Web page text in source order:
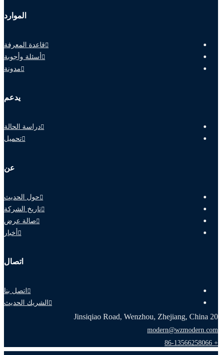
الموارد
قاعدة المعرفة
أسئلة وأجوبة
مدونة
يدعم
دراسة الحالة
تحميل
عن
حول الحديث
تاريخ الشركة
صالة عرض
أخبار
اتصال
اتصل بنا
الشريك الحديث
20 Jinsiqiao Road, Wenzhou, Zhejiang, China
modern@wzmodern.com
+ 86-13566258066